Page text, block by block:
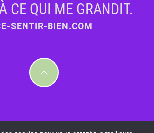
CE QUI ME GRANDIT.
SENTIR-BIEN.COM